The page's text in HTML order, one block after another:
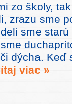
zo školy,
zrazu sme
sme
dýcha. Keď
viac »